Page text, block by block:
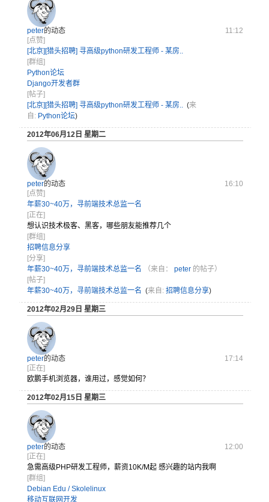
peter的动态
11:12
[点赞]
[北京][猎头招聘] 寻高级python研发工程师 - 某房..
[群组]
Python论坛
Django开发者群
[帖子]
[北京][猎头招聘] 寻高级python研发工程师 - 某房.. (来
自: Python论坛)
2012年06月12日 星期二
peter的动态
16:10
[点赞]
年薪30~40万，寻前端技术总监一名
[正在]
想认识技术极客、黑客，哪些朋友能推荐几个
[群组]
招聘信息分享
[分享]
年薪30~40万，寻前端技术总监一名
（来自： peter 的帖子）
[帖子]
年薪30~40万，寻前端技术总监一名 (来自: 招聘信息分享)
2012年02月29日 星期三
peter的动态
17:14
[正在]
欧鹏手机浏览器，谁用过，感觉如何？
2012年02月15日 星期三
peter的动态
12:00
[正在]
急需高级PHP研发工程师，薪资10K/M起 感兴趣的站内我啊
[群组]
Debian Edu / Skolelinux
移动互联网开发